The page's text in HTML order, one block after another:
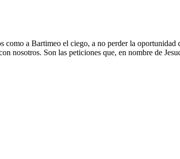
como a Bartimeo el ciego, a no perder la
nosotros. Son las peticiones que, en nombre de